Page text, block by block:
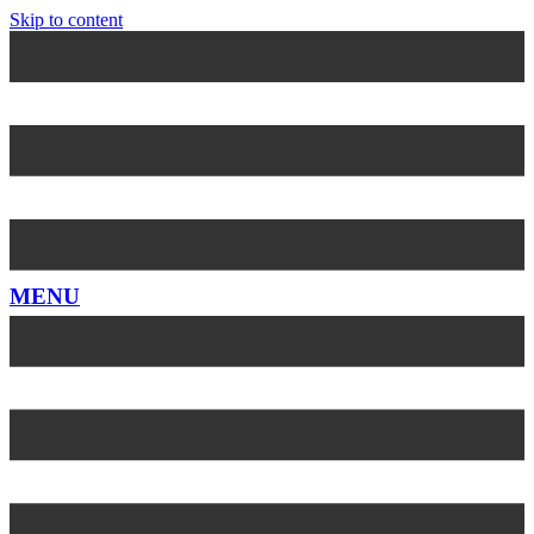
Skip to content
MENU